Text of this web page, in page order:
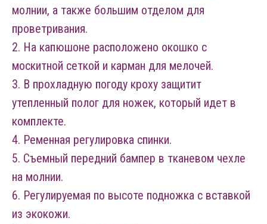
молнии, а также большим отделом для
проветривания.
2. На капюшоне расположено окошко с
москитной сеткой и карман для мелочей.
3. В прохладную погоду кроху защитит
утепленный полог для ножек, который идет в
комплекте.
4. Ременная регулировка спинки.
5. Съемный передний бампер в тканевом чехле
на молнии.
6. Регулируемая по высоте подножка с вставкой
из экокожи.